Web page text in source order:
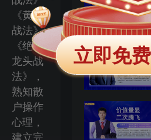
《黄金
战法》
《绝对
龙头战
法》，
熟知散
户操作
心理，
建立完
立即免